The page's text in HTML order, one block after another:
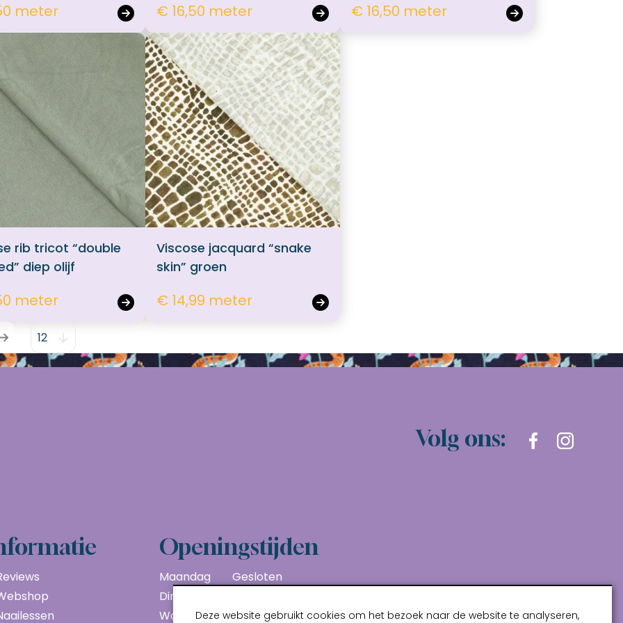
meter € 16,50 meter € 16,50 meter
rib tricot “double
diep olijf
meter
Viscose jacquard “snake
skin” groen
€ 14,99 meter
Volg ons:
Openingstijden
Maandag
Gesloten
Dinsdag
Woensdag
10:00 - 17:00
Deze website gebruikt cookies om het bezoek naar de website te analyseren,